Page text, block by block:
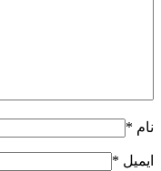
نام *
ایمیل *